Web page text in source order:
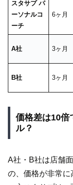
スタサプ パ
ーソナルコ
ーチ
6ヶ月
A社 3ヶ月
B社 3ヶ月
価格差は10倍
ル？
A社・B社は店舗
の、価格が非常に